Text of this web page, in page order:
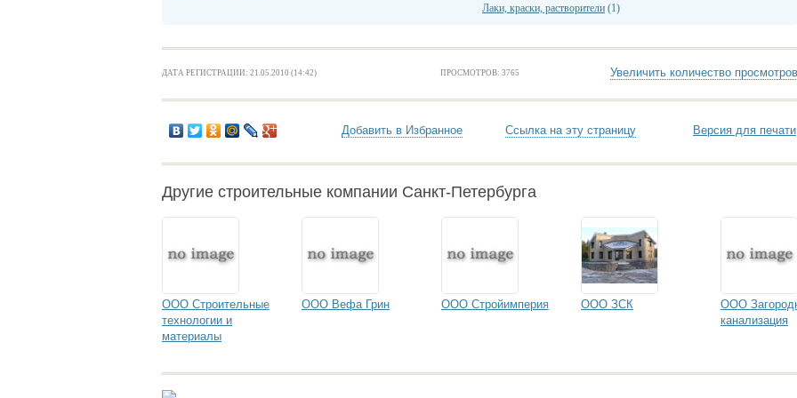
Лаки, краски, растворители (1)
ДАТА РЕГИСТРАЦИИ: 21.05.2010 (14:42) ПРОСМОТРОВ: 3765 Увеличить количество просмотров
Добавить в Избранное Ссылка на эту страницу Версия для печати
Другие строительные компании Санкт-Петербурга
ООО Строительные
технологии и
материалы
ООО Вефа Грин ООО Стройимперия ООО ЗСК
ООО
канализация